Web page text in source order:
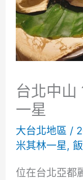
台北中山
一星
大台北地區 /
米其林一星,
位在台北亞都